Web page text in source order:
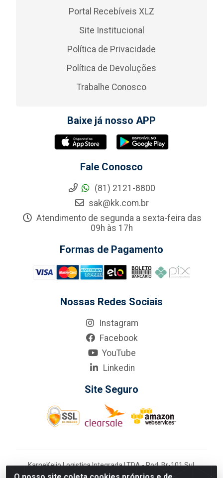
Portal Recebíveis XLZ
Site Institucional
Política de Privacidade
Política de Devoluções
Trabalhe Conosco
Baixe já nosso APP
Fale Conosco
(81) 2121-8800
sak@kk.com.br
Atendimento de segunda a sexta-feira das
09h às 17h
Formas de Pagamento
Nossas Redes Sociais
Instagram
Facebook
YouTube
Linkedin
Site Seguro
KarneKeijo Logistica Integrada LTDA - Rod. Br-101 Sul,
nº3700 - Barro, Recife/PE, 50900-400 CNPJ: